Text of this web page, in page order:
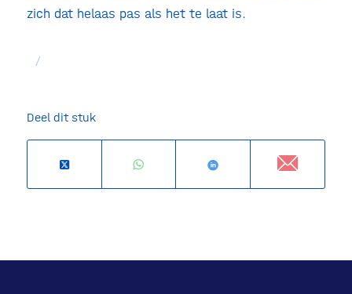
zich dat helaas pas als het te laat is.
/
Deel dit stuk